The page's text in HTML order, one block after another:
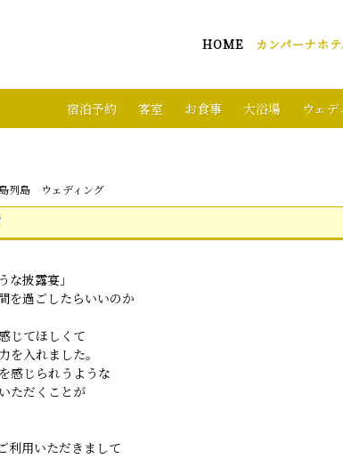
HOME カンパーナホ
宿泊予約 客室 お食事 大浴場 ウェデ
列島 ウェディング
な披露宴」
を過ごしたらいいのか
じてほしくて
を入れました。
感じられうような
ただくことが
利用いただきまして